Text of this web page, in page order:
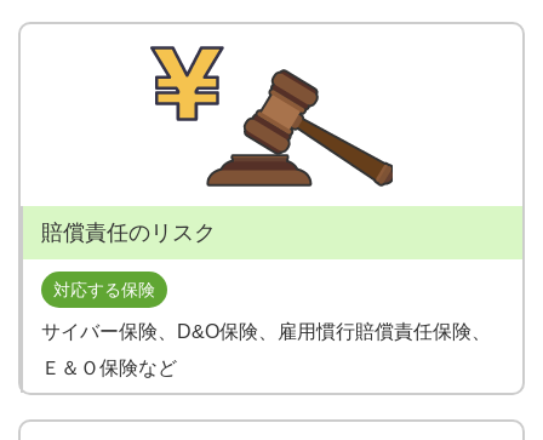
賠償責任のリスク
対応する保険
サイバー保険、D&O保険、雇用慣行賠償責任保険、
Ｅ＆Ｏ保険など